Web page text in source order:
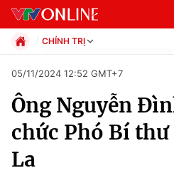
Chuyên mục
Chính trị
CHÍNH TRỊ
Xã hội
Pháp luật
Kinh tế
Thể thao
05/11/2024 12:52 GMT+7
Ông Nguyễn
chức Phó Bí
La